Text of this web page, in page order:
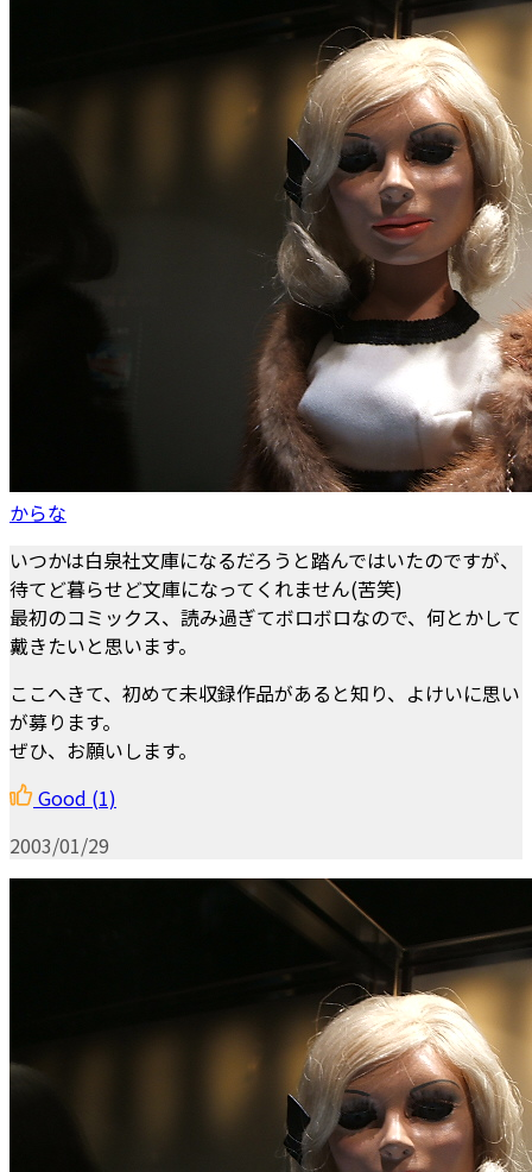
からな
いつかは白泉社文庫になるだろうと踏んではいたのですが、
待てど暮らせど文庫になってくれません(苦笑)
最初のコミックス、読み過ぎてボロボロなので、何とかして
戴きたいと思います。
ここへきて、初めて未収録作品があると知り、よけいに思い
が募ります。
ぜひ、お願いします。
Good (1)
2003/01/29